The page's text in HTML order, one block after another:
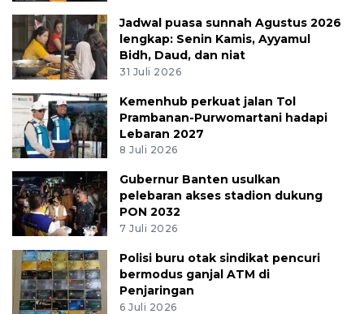
Jadwal puasa sunnah Agustus 2026
lengkap: Senin Kamis, Ayyamul
Bidh, Daud, dan niat
31 Juli 2026
Kemenhub perkuat jalan Tol
Prambanan-Purwomartani hadapi
Lebaran 2027
8 Juli 2026
Gubernur Banten usulkan
pelebaran akses stadion dukung
PON 2032
7 Juli 2026
Polisi buru otak sindikat pencuri
bermodus ganjal ATM di
Penjaringan
6 Juli 2026